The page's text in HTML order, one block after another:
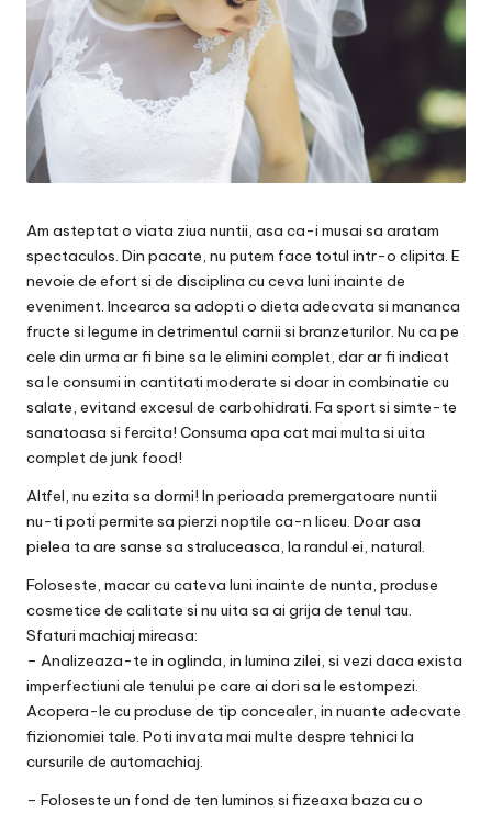
Am asteptat o viata ziua nuntii, asa ca-i musai sa aratam
spectaculos. Din pacate, nu putem face totul intr-o clipita. E
nevoie de efort si de disciplina cu ceva luni inainte de
eveniment. Incearca sa adopti o dieta adecvata si mananca
fructe si legume in detrimentul carnii si branzeturilor. Nu ca pe
cele din urma ar fi bine sa le elimini complet, dar ar fi indicat
sa le consumi in cantitati moderate si doar in combinatie cu
salate, evitand excesul de carbohidrati. Fa sport si simte-te
sanatoasa si fercita! Consuma apa cat mai multa si uita
complet de junk food!
Altfel, nu ezita sa dormi! In perioada premergatoare nuntii
nu-ti poti permite sa pierzi noptile ca-n liceu. Doar asa
pielea ta are sanse sa straluceasca, la randul ei, natural.
Foloseste, macar cu cateva luni inainte de nunta, produse
cosmetice de calitate si nu uita sa ai grija de tenul tau.
Sfaturi machiaj mireasa:
– Analizeaza-te in oglinda, in lumina zilei, si vezi daca exista
imperfectiuni ale tenului pe care ai dori sa le estompezi.
Acopera-le cu produse de tip concealer, in nuante adecvate
fizionomiei tale. Poti invata mai multe despre tehnici la
cursurile de automachiaj.
– Foloseste un fond de ten luminos si fizeaxa baza cu o